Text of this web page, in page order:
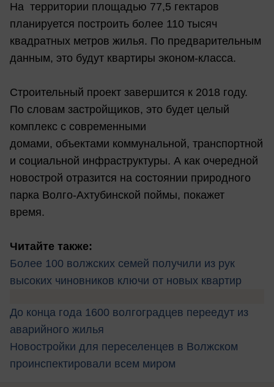
На территории площадью 77,5 гектаров
планируется построить более 110 тысяч
квадратных метров жилья. По предварительным
данным, это будут квартиры эконом-класса.
Строительный проект завершится к 2018 году.
По словам застройщиков, это будет целый
комплекс с современными
домами, объектами коммунальной, транспортной
и социальной инфраструктуры. А как очередной
новострой отразится на состоянии природного
парка Волго-Ахтубинской поймы, покажет
время.
Читайте также:
Более 100 волжских семей получили из рук
высоких чиновников ключи от новых квартир
До конца года 1600 волгоградцев переедут из
аварийного жилья
Новостройки для переселенцев в Волжском
проинспектировали всем миром